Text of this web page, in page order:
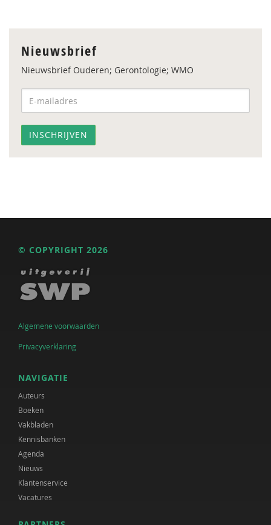
Nieuwsbrief
Nieuwsbrief Ouderen; Gerontologie; WMO
© COPYRIGHT 2026
Algemene voorwaarden
Privacyverklaring
NAVIGATIE
Auteurs
Boeken
Vakbladen
Kennisbanken
Agenda
Nieuws
Klantenservice
Vacatures